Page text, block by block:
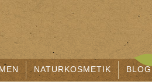
NATURKOSMETIK BLOG